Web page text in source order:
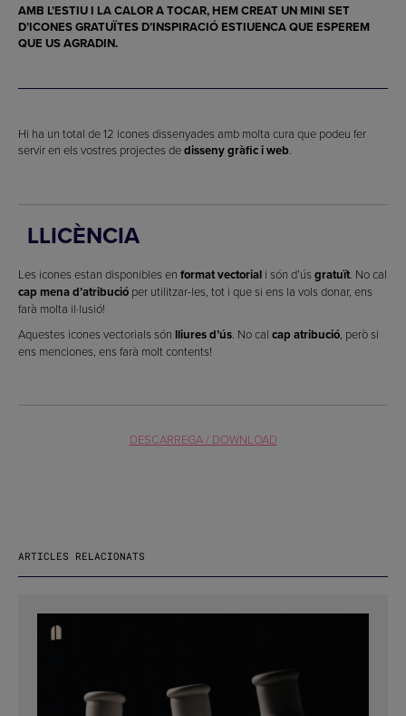
AMB L’ESTIU I LA CALOR A TOCAR, HEM CREAT UN MINI SET
D’ICONES GRATUÏTES D’INSPIRACIÓ ESTIUENCAQUE ESPEREM
QUE US AGRADIN.
Hi ha un total de 12 icones dissenyades amb molta cura que podeu fer
servir en els vostres projectes dedisseny gràfic i web.
LLICÈNCIA
Les icones estan disponibles en format vectorial i són d’ús gratuït. No cal
cap mena d’atribució per utilitzar-les, tot i que si ens la vols donar, ens
farà molta il·lusió!
Aquestes icones vectorials són lliures d’ús. No cal cap atribució, però si
ens menciones, ens farà molt contents!
DESCARREGA / DOWNLOAD
ARTICLES RELACIONATS